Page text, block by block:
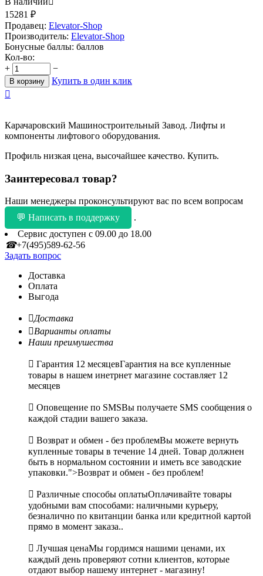
15281 ₽
Продавец: Elevator-Shop
Производитель: Elevator-Shop
Бонусные баллы: баллов
Кол-во:
+
−
В корзину
Купить в один клик

Карачаровский Машиностроительный Завод. Лифты и
компоненты лифтового оборудования.
Профиль низкая цена, высочайшее качество. Купить.
Заинтересовал товар?
Наши менеджеры проконсультируют вас по всем вопросам
💬 Написать в поддержку
.
Сервис доступен с 09.00 до 18.00
☎+7(495)589-62-56
Задать вопрос
Доставка
Оплата
Выгода
Доставка
Варианты оплаты
Наши преимушества
 Гарантия 12 месяцевГарантия на все купленные
товары в нашем инетрнет магазине составляет 12
месяцев
 Оповещение по SMSВы получаете SMS сообщения о
каждой стадии вашего заказа.
 Возврат и обмен - без проблемВы можете вернуть
купленные товары в течение 14 дней. Товар должнен
быть в нормальном состоянии и иметь все заводские
упаковки.">Возврат и обмен - без проблем!
 Различные способы оплатыОплачивайте товары
удобными вам способами: наличными курьеру,
безналично по квитанции банка или кредитной картой
прямо в момент заказа..
 Лучшая ценаМы гордимся нашими ценами, их
каждый день проверяют сотни клиентов, которые
отдают выбор нашему интернет - магазину!